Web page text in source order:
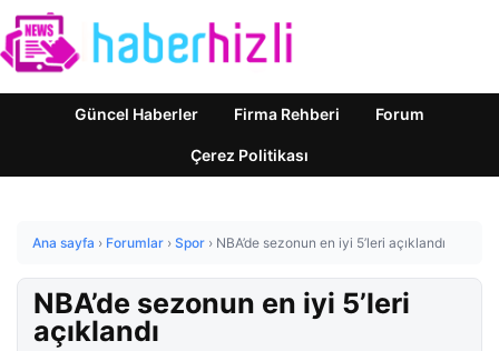
Güncel Haberler Firma Rehberi Forum
Çerez Politikası
Ana sayfa › Forumlar › Spor › NBA’de sezonun en iyi 5’leri açıklandı
NBA’de sezonun en iyi 5’leri
açıklandı